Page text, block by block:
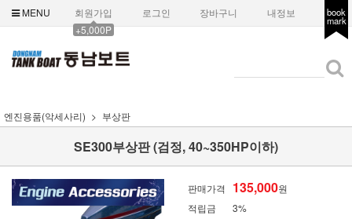
MENU
회원가입
+5,000P
로그인 장바구니 내정보 book
mark
엔진용품(악세사리) 부상판
SE300부상판 (검정, 40~350HP이하)
판매가격 135,000원
적립금
3%